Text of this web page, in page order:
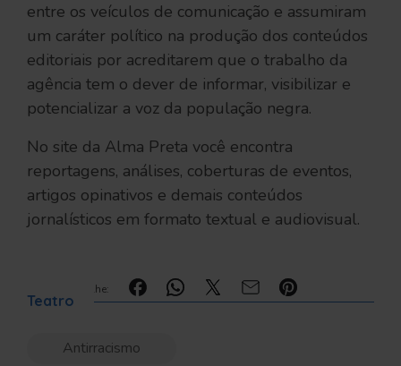
entre os veículos de comunicação e assumiram
um caráter político na produção dos conteúdos
editoriais por acreditarem que o trabalho da
agência tem o dever de informar, visibilizar e
potencializar a voz da população negra.
No site da Alma Preta você encontra
reportagens, análises, coberturas de eventos,
artigos opinativos e demais conteúdos
jornalísticos em formato textual e audiovisual.
Compartilhe:
Teatro
Antirracismo